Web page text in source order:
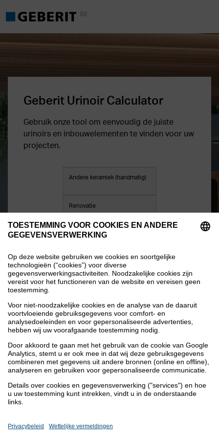
BE
Geberit Urinoir Calculator
Gebruik onze tool om eenvoudig de juiste
urinoirs en inbouwelementen te vinden voor uw
projecten.
Andere keramiek (handmatig)
Renovatie
Heeft u vragen of opmerkingen?
Wij helpen u graag verder.
Headset
02 252 01 11
FacebookInstagramLinkedinPinterestYoutube